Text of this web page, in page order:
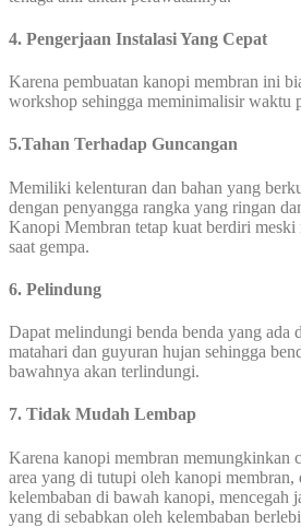
4. Pengerjaan Instalasi Yang Cepat
Karena pembuatan kanopi membran ini
workshop sehingga meminimalisir waktu
5.Tahan Terhadap Guncangan
Memiliki kelenturan dan bahan yang
dengan penyangga rangka yang ringan
Kanopi Membran tetap kuat berdiri meski
saat gempa.
6. Pelindung
Dapat melindungi benda benda yang ada
matahari dan guyuran hujan sehingga
bawahnya akan terlindungi.
7. Tidak Mudah Lembap
Karena kanopi membran memungkinkan
area yang di tutupi oleh kanopi membran,
kelembaban di bawah kanopi, mencegah
yang di sebabkan oleh kelembaban